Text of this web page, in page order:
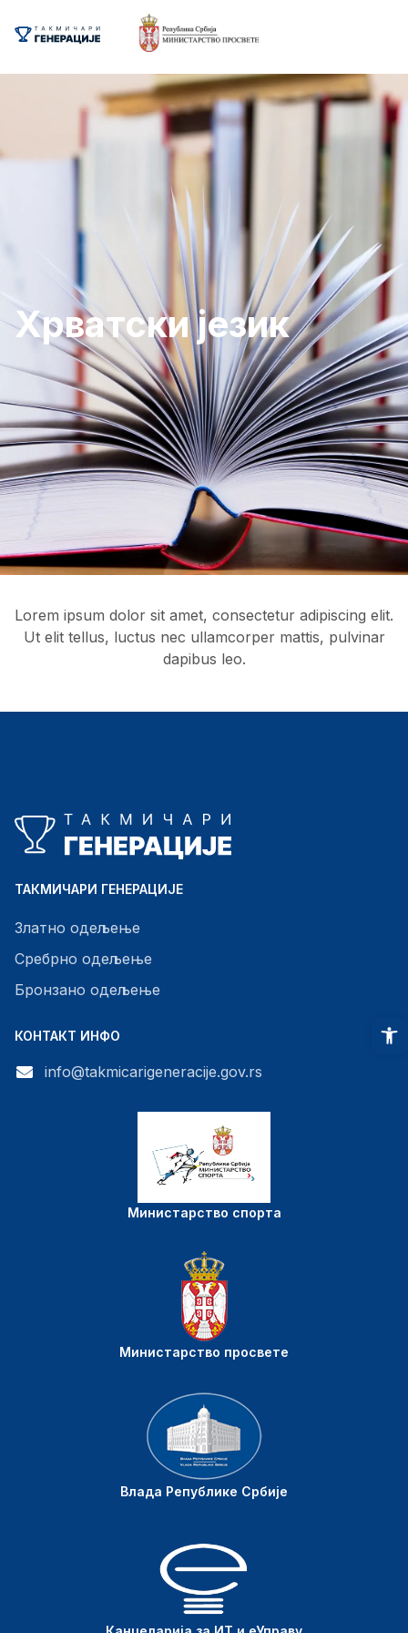
Хрватски језик
Lorem ipsum dolor sit amet, consectetur adipiscing elit.
Ut elit tellus, luctus nec ullamcorper mattis, pulvinar
dapibus leo.
ТАКМИЧАРИ ГЕНЕРАЦИЈЕ
Златно одељење
Сребрно одељење
Бронзано одељење
КОНТАКТ ИНФО
info@takmicarigeneracije.gov.rs
Министарство спорта
Министарство просвете
Влада Републике Србије